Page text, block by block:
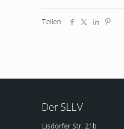
Teilen
Der SLLV
Lisdorfer Str. 21b